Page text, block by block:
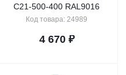
C21-500-400 RAL9016
Код товара: 24989
4 670₽